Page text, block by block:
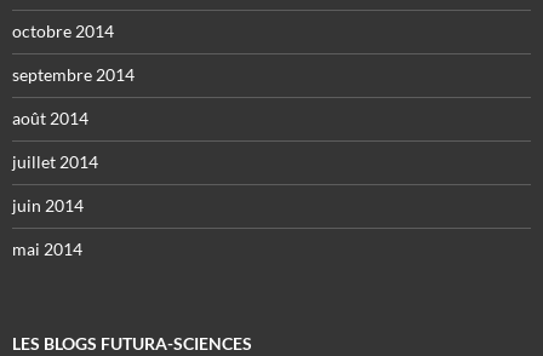
octobre 2014
septembre 2014
août 2014
juillet 2014
juin 2014
mai 2014
LES BLOGS FUTURA-SCIENCES